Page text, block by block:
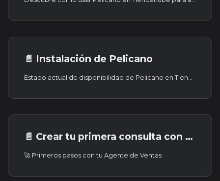
📄️ Instalación de Pelicano
Estado actual de disponibilidad de Pelicano en Tiendanube.
📄️ Crear tu primera consulta con Pelicano
🚀 Primeros pasos con tu Agente de Ventas